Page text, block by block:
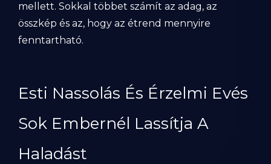
mellett. Sokkal többet számít az adag, az
összkép és az, hogy az étrend mennyire
fenntartható.
Esti Nassolás És Érzelmi Evés
Sok Embernél Lassítja A
Haladást